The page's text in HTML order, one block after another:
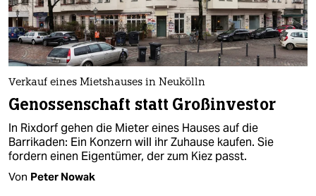
Verkauf eines Mietshauses in Neukölln
Genossenschaft statt Großinvestor
In Rixdorf gehen die Mie­te­r eines Hauses auf die
Barrikaden: Ein Konzern will ihr Zuhause kaufen. Sie
fordern einen Eigentümer, der zum Kiez passt.
Von Peter Nowak